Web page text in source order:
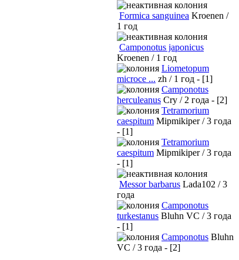
Formica sanguinea Kroenen /
1 год
Camponotus japonicus
Kroenen / 1 год
Liometopum
microce ... zh / 1 год - [1]
Camponotus
herculeanus Cry / 2 года - [2]
Tetramorium
caespitum Mipmikiper / 3 года
- [1]
Tetramorium
caespitum Mipmikiper / 3 года
- [1]
Messor barbarus Lada102 / 3
года
Camponotus
turkestanus Bluhn VC / 3 года
- [1]
Camponotus Bluhn
VC / 3 года - [2]